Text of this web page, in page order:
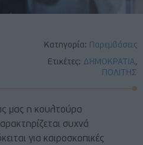
Κατηγορία: Παρεμβάσεις
Ετικέτες: ΔΗΜΟΚΡΑΤΙΑ,
ΠΟΛΙΤΗΣ
μας η κουλτούρα
συχνά
για καιροσκοπικές